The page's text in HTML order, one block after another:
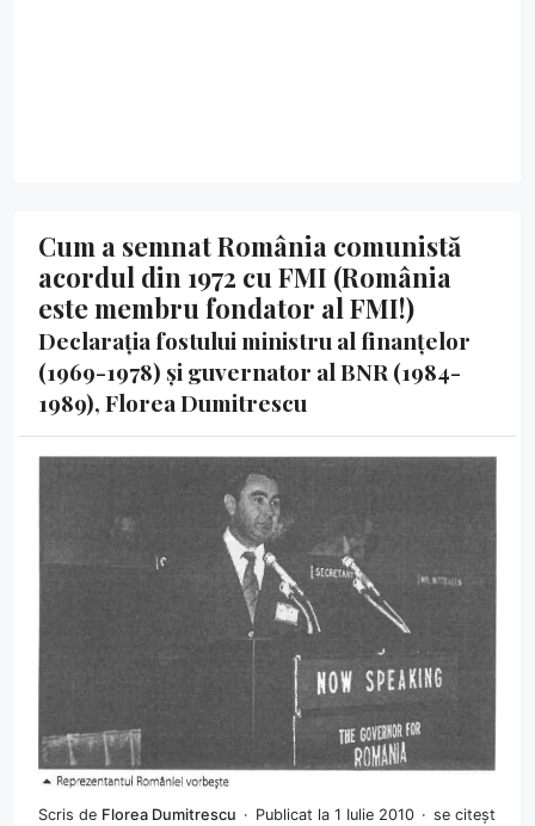
Cum a semnat România comunistă
acordul din 1972 cu FMI (România
este membru fondator al FMI!)
Declarația fostului ministru al finanțelor
(1969-1978) și guvernator al BNR (1984-
1989), Florea Dumitrescu
Scris de Florea Dumitrescu Publicat la 1 Iulie 2010
se citeșt